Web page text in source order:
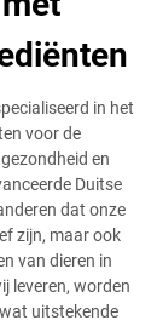
in het
voor de
en
Duitse
dat onze
zijn, maar ook
van dieren in
leveren, worden
uitstekende